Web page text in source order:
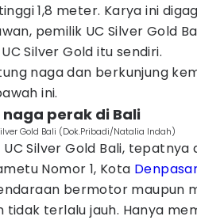
1,8 meter. Karya ini
pemilik UC Silver Gold
Silver Gold itu sendiri.
naga dan berkunjung
ini.
naga perak di Bali
Gold Bali (Dok.Pribadi/Natalia Indah)
Silver Gold Bali, tepatnya
Nomor 1, Kota
bermotor maupun
tidak terlalu jauh. Hanya